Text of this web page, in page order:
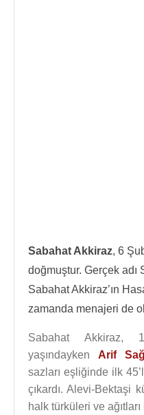
Sabahat Akkiraz, 6
doğmuştur. Gerçek adı
Sabahat Akkiraz’ın
zamanda menajeri de
Sabahat Akkiraz,
yaşındaykenArif Sağ
sazları eşliğinde ilk
çıkardı. Alevi-Bektaşi
halk türküleri ve